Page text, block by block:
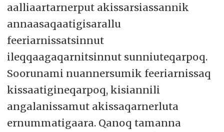
aalliaartarnerput akissarsiassannik
annaasaqaatigisarallu
feeriarnissatsinnut
ileqqaagaqarnitsinnut sunniuteqarpoq.
Soorunami nuannersumik feeriarnissaq
kissaatigineqarpoq, kisiannili
angalanissamut akissaqarnerluta
ernummatigaara. Qanoq tamanna